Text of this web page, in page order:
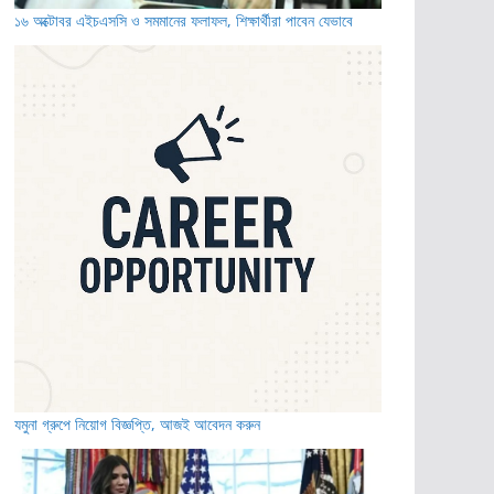
১৬ অক্টোবর এইচএসসি ও সমমানের ফলাফল, শিক্ষার্থীরা পাবেন যেভাবে
যমুনা গ্রুপে নিয়োগ বিজ্ঞপ্তি, আজই আবেদন করুন